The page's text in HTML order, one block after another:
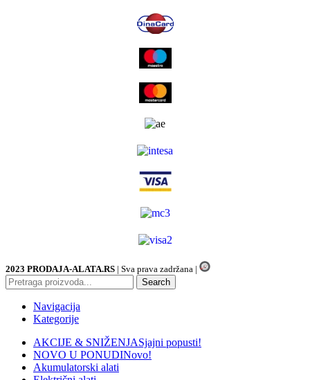
2023 PRODAJA-ALATA.RS | Sva prava zadržana |
Search
Navigacija
Kategorije
AKCIJE & SNIŽENJASjajni popusti!
NOVO U PONUDINovo!
Akumulatorski alati